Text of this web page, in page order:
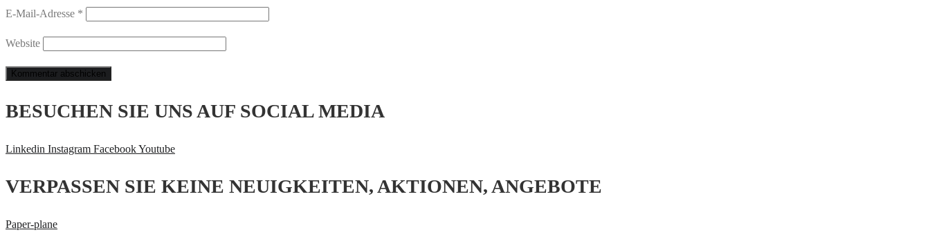
E-Mail-Adresse *
Website
BESUCHEN SIE UNS AUF SOCIAL MEDIA
Linkedin Instagram FacebookYoutube
VERPASSEN SIE KEINE NEUIGKEITEN, AKTIONEN, ANGEBOTE
Paper-plane